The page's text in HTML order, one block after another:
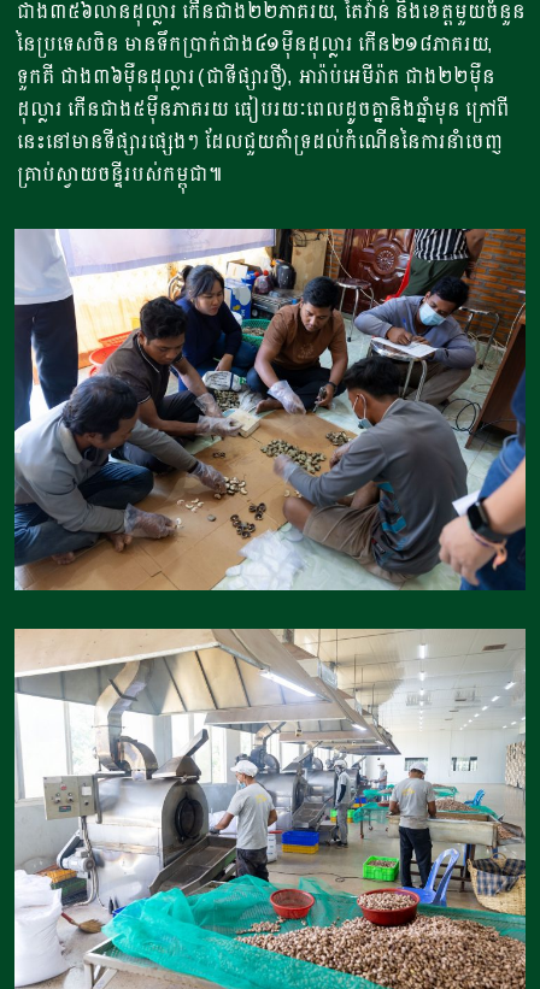
ជាង៣៥៦លានដុល្លារ កើនជាង២២ភាគរយ, តៃវ៉ាន់ និងខេត្តមួយចំនួន
នៃប្រទេសចិន មានទឹកប្រាក់ជាង៤១ម៉ឺនដុល្លារ កើន២១៨ភាគរយ,
ទួកគី ជាង៣៦ម៉ឺនដុល្លារ (ជាទីផ្សារថ្មី), អារ៉ាប់អេមីរ៉ាត ជាង២២ម៉ឺន
ដុល្លារ កើនជាង៥ម៉ឺនភាគរយ ធៀបរយៈពេលដូចគ្នានិងឆ្នាំមុន ក្រៅពី
នេះនៅមានទីផ្សារផ្សេងៗ ដែលជួយគាំទ្រដល់កំណើននៃការនាំចេញ
គ្រាប់ស្វាយចន្ទីរបស់កម្ពុជា៕